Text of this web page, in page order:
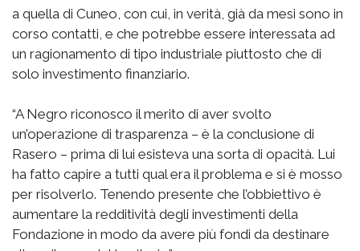
a quella di Cuneo, con cui, in verità, già da mesi sono in
corso contatti, e che potrebbe essere interessata ad
un ragionamento di tipo industriale piuttosto che di
solo investimento finanziario.
“A Negro riconosco il merito di aver svolto
un’operazione di trasparenza – è la conclusione di
Rasero – prima di lui esisteva una sorta di opacità. Lui
ha fatto capire a tutti qual era il problema e si è mosso
per risolverlo. Tenendo presente che l’obbiettivo è
aumentare la redditività degli investimenti della
Fondazione in modo da avere più fondi da destinare